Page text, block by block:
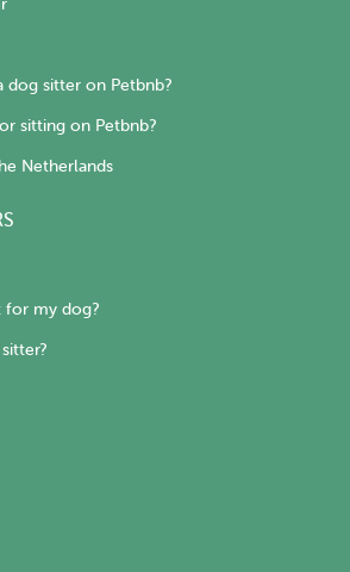
dog sitter on Petbnb?
sitting on Petbnb?
Netherlands
for my dog?